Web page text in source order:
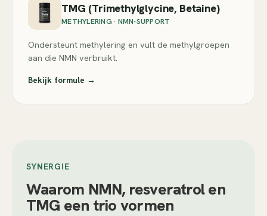
TMG (Trimethylglycine, Betaine)
METHYLERING · NMN-SUPPORT
Ondersteunt methylering en vult de methylgroepen
aan die NMN verbruikt.
Bekijk formule →
SYNERGIE
Waarom NMN, resveratrol en
TMG een trio vormen